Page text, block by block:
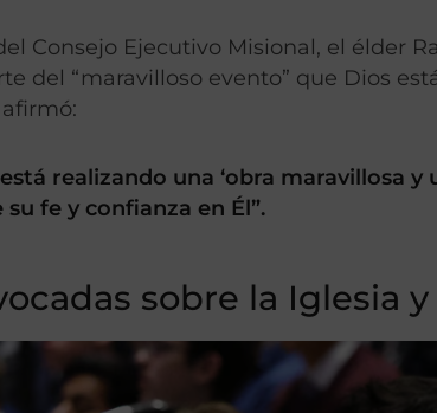
Consejo Ejecutivo Misional, el élder
del “maravilloso evento” que Dios
afirmó:
realizando una ‘obra maravillosa y
fe y confianza en Él”.
sobre la Iglesia